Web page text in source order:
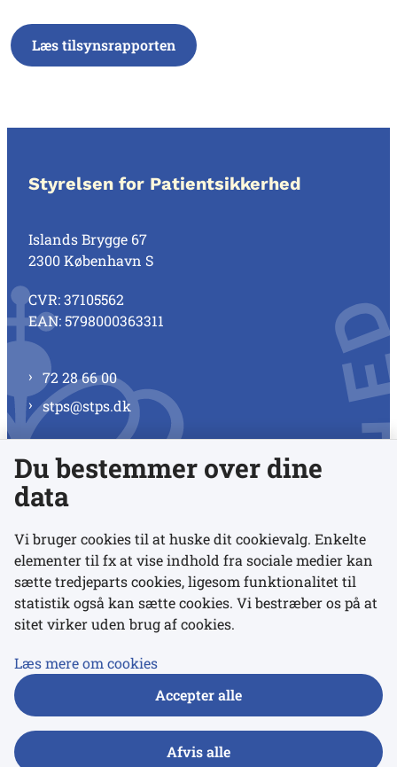
Læs tilsynsrapporten
Styrelsen for Patientsikkerhed
Islands Brygge 67
2300 København S
CVR: 37105562
EAN: 5798000363311
72 28 66 00
stps@stps.dk
Se alle kontaktnumre
Links
Udgivelser
Du bestemmer over dine
data
Vi bruger cookies til at huske dit cookievalg. Enkelte
elementer til fx at vise indhold fra sociale medier kan
sætte tredjeparts cookies, ligesom funktionalitet til
statistik også kan sætte cookies. Vi bestræber os på at
sitet virker uden brug af cookies.
Læs mere om cookies
Accepter alle
Afvis alle